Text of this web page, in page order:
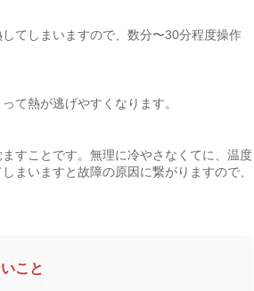
てしまいますので、数分〜30分程度操作
て熱が逃げやすくなります。
すことです。無理に冷やさなくてに、温度
まいますと故障の原因に繋がりますので、
こと